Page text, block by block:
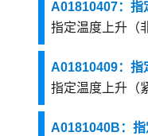
A01810407：指
指定温度上升（
A01810409：指
指定温度上升（
A0181040B：